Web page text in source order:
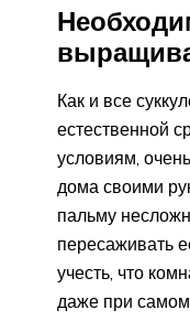
Как и все
естественной
условиям,
дома своими
пальму
пересаживать
учесть, что
даже при